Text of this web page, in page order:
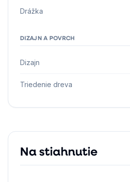
Drážka
DIZAJN A POVRCH
Dizajn
Triedenie dreva
Na stiahnutie